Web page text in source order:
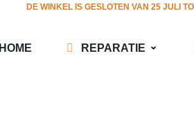
DE WINKEL IS GESLOTEN VAN 25 JULI
HOME REPARATIE